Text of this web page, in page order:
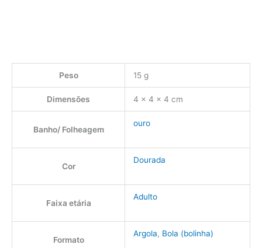
Peso 15 g
Dimensões 4 × 4 × 4 cm
Banho/ Folheagem
ouro
Cor
Dourada
Faixa etária
Adulto
Formato
Argola, Bola (bolinha)